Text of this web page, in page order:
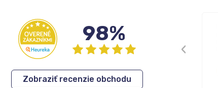
98%
Zobraziť recenzie obchodu
Žiadne !